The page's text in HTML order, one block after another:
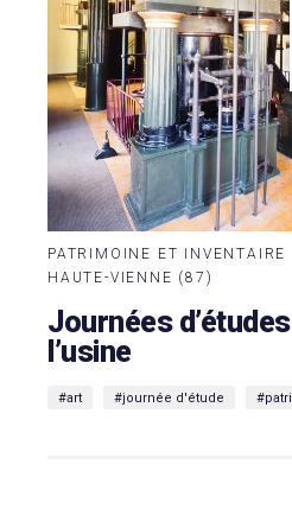
PATRIMOINE ET INVENTAIRE
HAUTE-VIENNE (87)
Journées
l’usine
#art #journée d'étude